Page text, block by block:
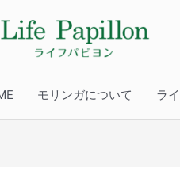
モリンガについて ラ